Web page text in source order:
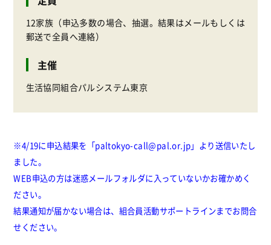
12家族（申込多数の場合、抽選。結果はメールもしくは
郵送で全員へ連絡）
主催
生活協同組合パルシステム東京
※4/19に申込結果を「paltokyo-call@pal.or.jp」より送信いたし
ました。
WEB申込の方は迷惑メールフォルダに入っていないかお確かめく
ださい。
結果通知が届かない場合は、組合員活動サポートラインまでお問合
せください。